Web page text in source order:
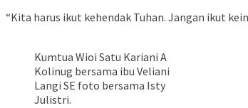
“Kita harus ikut kehendak Tuhan. Jangan ikut
Kumtua Wioi Satu Kariani A
Kolinug bersama ibu Veliani
Langi SE foto bersama Isty
Julistri.